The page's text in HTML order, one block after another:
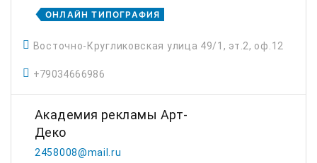
Коротко о продукции: VIP-визитки, цветная ...
ОНЛАЙН ТИПОГРАФИЯ
Восточно-Кругликовская улица 49/1, эт.2, оф.12
+79034666986
Академия рекламы Арт-
Деко
2458008@mail.ru